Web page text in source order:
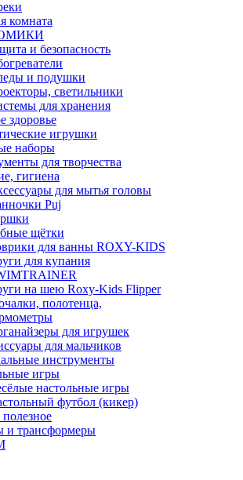
комната
и безопасность
и подушки
светильники
для хранения
здоровье
игрушки
наборы
для творчества
гигиена
для мытья головы
Puj
щётки
для ванны ROXY-KIDS
для купания
на шею Roxy-Kids Flipper
полотенца,
для игрушек
для мальчиков
инструменты
игры
настольные игры
футбол (кикер)
полезное
и трансформеры